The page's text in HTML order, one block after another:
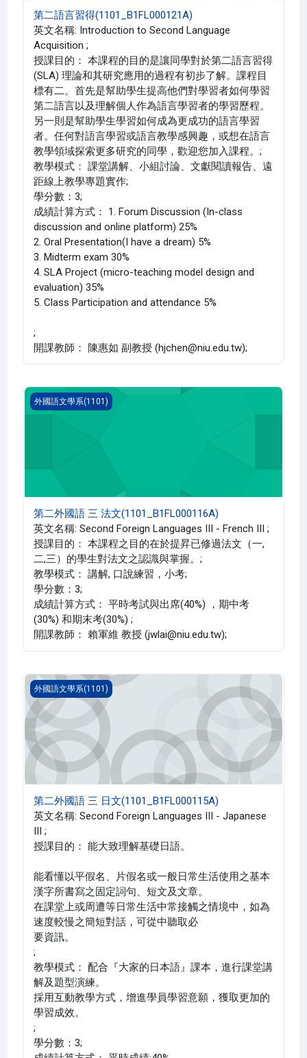
第二語言習得(1101_B1FL000121A)
英文名稱: Introduction to Second Language
Acquisition ;
授課目的： 本課程的目的是讓同學對於第二語言習得
(SLA) 理論和其研究應用的過程有初步了解。課程目
標有二。首先是幫助學生提高他們對學習者如何學習
第二語言以及理解個人作為語言學習者的學習歷程。
另一則是幫助學生學習如何成為更成功的語言學習
者。任何對語言學習或語言教學感興趣，或想在語言
教學領域探索更多研究的同學，歡迎您加入課程。;
教學模式： 課堂講解、小組討論、文獻閱讀報告、遠
距線上教學專題實作;
學分數：3;
成績計算方式： 1. Forum Discussion (In-class
discussion and online platform) 25%
2. Oral Presentation(I have a dream) 5%
3. Midterm exam 30%
4. SLA Project (micro-teaching model design and
evaluation) 35%
5. Class Participation and attendance 5%
;
開課教師： 陳惠如 副教授 (hjchen@niu.edu.tw);
第二外國語 三 法文(1101_B1FL000116A)
外國語文學系(1101)
第二外國語 三 法文(1101_B1FL000116A)
英文名稱: Second Foreign Languages III - French III ;
授課目的： 本課程之目的在於提昇已修過法文（一,
二,三）的學生對法文之認識與掌握。;
教學模式： 講解, 口說練習，小考;
學分數：3;
成績計算方式： 平時考試與出席(40%) ，期中考
(30%) 和期末考(30%) ;
開課教師： 賴軍維 教授 (jwlai@niu.edu.tw);
第二外國語 三 日文(1101_B1FL000115A)
外國語文學系(1101)
第二外國語 三 日文(1101_B1FL000115A)
英文名稱: Second Foreign Languages III - Japanese
III ;
授課目的： 能大致理解基礎日語。
能看懂以平假名、片假名或一般日常生活使用之基本
漢字所書寫之固定詞句、短文及文章。
在課堂上或周遭等日常生活中常接觸之情境中，如為
速度較慢之簡短對話，可從中聽取必
要資訊。
;
教學模式： 配合『大家的日本語』課本，進行課堂講
解及題型演練。
採用互動教學方式，增進學員學習意願，獲取更加的
學習成效。
;
學分數：3;